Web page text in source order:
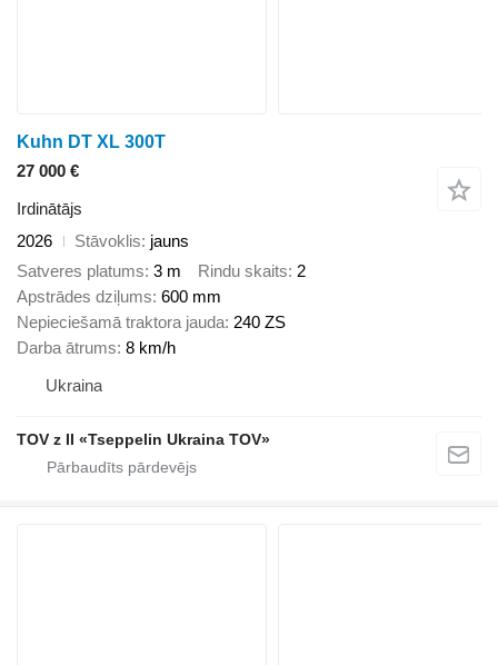
Kuhn DT XL 300T
27 000 €
Irdinātājs
2026
Stāvoklis jauns
Satveres platums 3 m Rindu skaits 2
Apstrādes dziļums 600 mm
Nepieciešamā traktora jauda 240 ZS
Darba ātrums 8 km/h
Ukraina
TOV z II «Tseppelin Ukraina TOV»